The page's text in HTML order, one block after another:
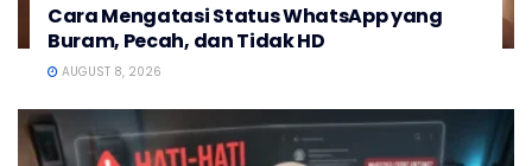
Cara Mengatasi Status WhatsApp yang
Buram, Pecah, dan Tidak HD
AUGUST 8, 2026